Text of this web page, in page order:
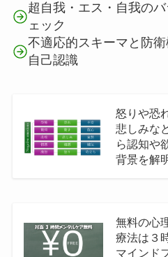
超自我・エス・自我の
ェック
不適応的スキーマと防
自己認識
怒りや恐
悲しみな
ら認知や
背景を解
無料の心
療法は３
マインド